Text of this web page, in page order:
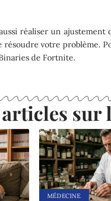
réaliser un
résoudre votre problème.
de Fortnite.
sur
MÉDECINE